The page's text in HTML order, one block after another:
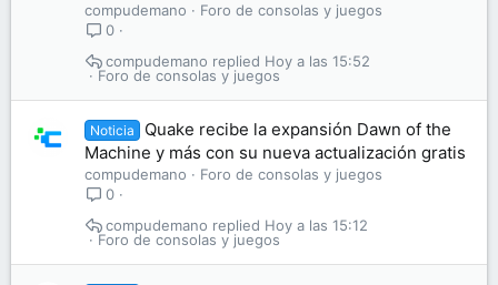
compudemano
Foro de consolas y juegos
0
Foro de consolas y juegos
Hoy a las 15:52
compudemano
Noticia
Quake recibe la expansión Dawn of the
Machine y más con su nueva actualización gratis
compudemano
Foro de consolas y juegos
0
Foro de consolas y juegos
Hoy a las 15:12
compudemano